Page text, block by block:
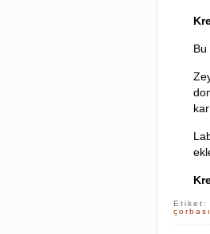
Bu
Etiket: